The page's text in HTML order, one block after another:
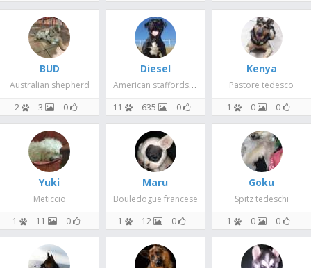
BUD
Australian shepherd
2
3 0
Diesel
American staffordshire terrier
11 635 0
Kenya
Pastore tedesco
1
0 0
Yuki
Meticcio
1
11 0
Maru
Bouledogue francese
1
12 0
Goku
Spitz tedeschi
1
0 0